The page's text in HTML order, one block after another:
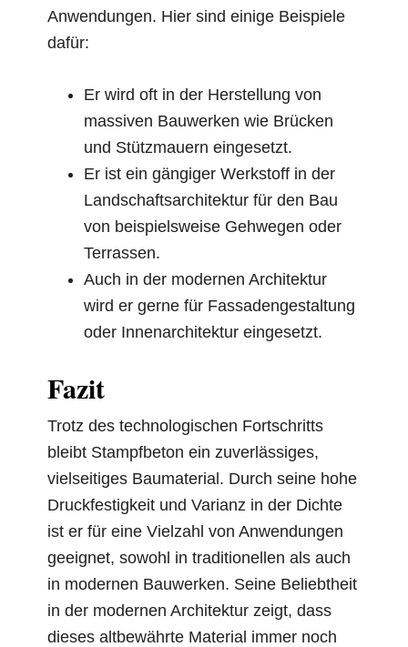
Anwendungen. Hier sind einige Beispiele
dafür:
Er wird oft in der Herstellung von
massiven Bauwerken wie Brücken
und Stützmauern eingesetzt.
Er ist ein gängiger Werkstoff in der
Landschaftsarchitektur für den Bau
von beispielsweise Gehwegen oder
Terrassen.
Auch in der modernen Architektur
wird er gerne für Fassadengestaltung
oder Innenarchitektur eingesetzt.
Fazit
Trotz des technologischen Fortschritts
bleibt Stampfbeton ein zuverlässiges,
vielseitiges Baumaterial. Durch seine hohe
Druckfestigkeit und Varianz in der Dichte
ist er für eine Vielzahl von Anwendungen
geeignet, sowohl in traditionellen als auch
in modernen Bauwerken. Seine Beliebtheit
in der modernen Architektur zeigt, dass
dieses altbewährte Material immer noch